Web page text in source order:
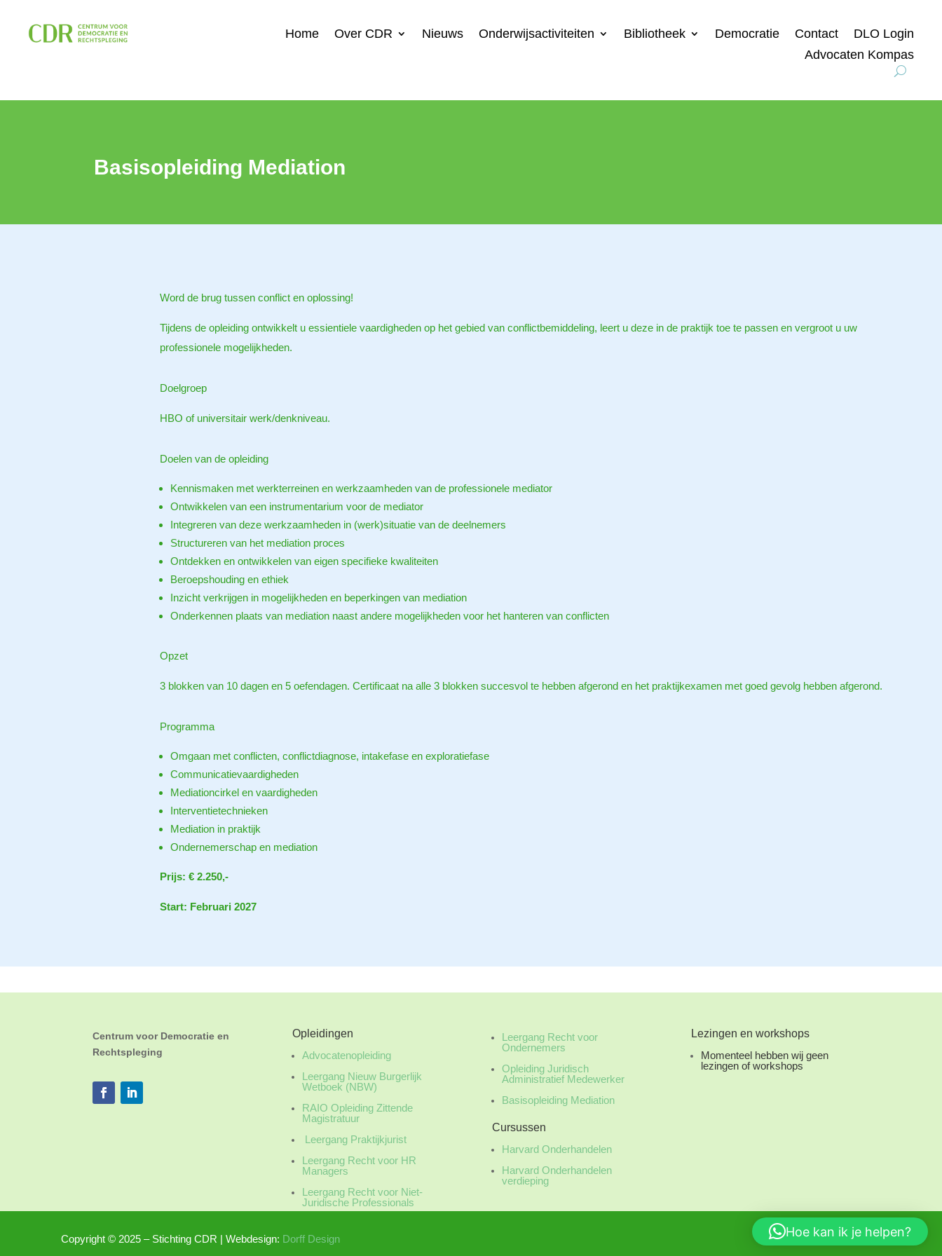
Home Over CDR Nieuws Onderwijsactiviteiten Bibliotheek Democratie Contact
DLO Login
Advocaten Kompas
Basisopleiding Mediation
Word de brug tussen conflict en oplossing!
Tijdens de opleiding ontwikkelt u essientiele vaardigheden op het gebied van conflictbemiddeling, leert u deze in de praktijk toe te passen en vergroot u uw
professionele mogelijkheden.
Doelgroep
HBO of universitair werk/denkniveau.
Doelen van de opleiding
Kennismaken met werkterreinen en werkzaamheden van de professionele mediator
Ontwikkelen van een instrumentarium voor de mediator
Integreren van deze werkzaamheden in (werk)situatie van de deelnemers
Structureren van het mediation proces
Ontdekken en ontwikkelen van eigen specifieke kwaliteiten
Beroepshouding en ethiek
Inzicht verkrijgen in mogelijkheden en beperkingen van mediation
Onderkennen plaats van mediation naast andere mogelijkheden voor het hanteren van conflicten
Opzet
3 blokken van 10 dagen en 5 oefendagen. Certificaat na alle 3 blokken succesvol te hebben afgerond en het praktijkexamen met goed gevolg hebben afgerond.
Programma
Omgaan met conflicten, conflictdiagnose, intakefase en exploratiefase
Communicatievaardigheden
Mediationcirkel en vaardigheden
Interventietechnieken
Mediation in praktijk
Ondernemerschap en mediation
Prijs: € 2.250,-
Start: Februari 2027
Centrum voor Democratie en
Rechtspleging
Opleidingen
Advocatenopleiding
Leergang Nieuw Burgerlijk
Wetboek (NBW)
RAIO Opleiding Zittende
Magistratuur
Leergang Praktijkjurist
Leergang Recht voor HR
Managers
Leergang Recht voor Niet-
Juridische Professionals
Leergang Recht voor
Ondernemers
Opleiding Juridisch
Administratief Medewerker
Basisopleiding Mediation
Cursussen
Harvard Onderhandelen
Harvard Onderhandelen
verdieping
Lezingen en workshops
Momenteel hebben wij geen
lezingen of workshops
Copyright © 2025 – Stichting CDR | Webdesign: Dorff Design Hoe kan ik je helpen?